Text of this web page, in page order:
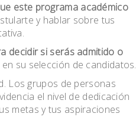
este programa académico
y hablar sobre tus
decidir si serás admitido o
su selección de candidatos.
Los grupos de personas
el nivel de dedicación
metas y tus aspiraciones